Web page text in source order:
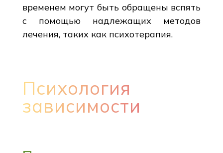
временем могут быть обращены вспять
с помощью надлежащих методов
лечения, таких как психотерапия.
Психология
зависимости